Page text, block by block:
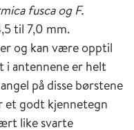
fuscaog F.
til 7,0 mm.
og kan være opptil
i antennene er helt
på disse børstene
et godt kjennetegn
like svarte